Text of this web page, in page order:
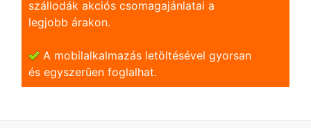
szállodák akciós csomagajánlatai a
legjobb árakon.
A mobilalkalmazás letöltésével gyorsan
és egyszerũen foglalhat.